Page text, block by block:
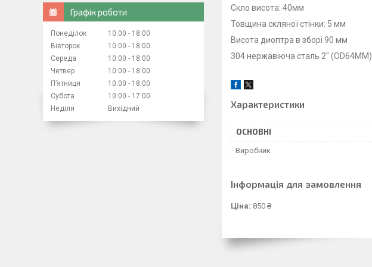
Скло висота: 40мм
Товщина скляної стінки: 5 мм
Висота диоптра в зборі 90 мм
304 нержавіюча сталь 2" (OD64MM)
Характеристики
ОСНОВНІ
Виробник
Інформація для замовлення
Ціна: 850 ₴
Графік роботи
Понеділок 10:00
18:00
Вівторок
10:00
18:00
Середа
10:00
18:00
Четвер
10:00
18:00
Пʼятниця
10:00
18:00
Субота
10:00
17:00
Неділя
Вихідний